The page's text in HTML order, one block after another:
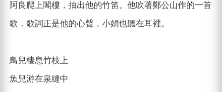
阿良爬上閣樓，抽出他的竹笛。他吹著鄭公山作的一首
歌，歌詞正是他的心聲，小娟也聽在耳裡。
鳥兒棲息竹枝上
魚兒游在泉縫中